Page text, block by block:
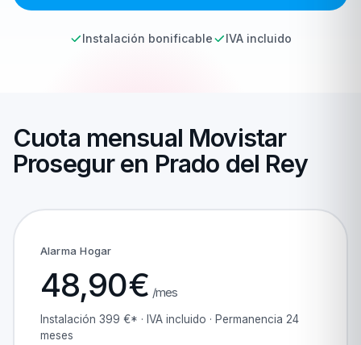
Instalación bonificable IVA incluido
Cuota mensual Movistar
Prosegur en Prado del Rey
Alarma Hogar
48,90€ /mes
Instalación 399 €* · IVA incluido · Permanencia 24
meses